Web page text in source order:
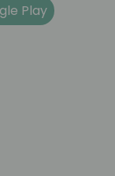
Play